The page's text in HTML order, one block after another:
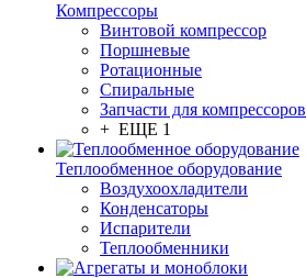
Компрессоры
Винтовой компрессор
Поршневые
Ротационные
Спиральные
Запчасти для компрессоров
+ ЕЩЕ 1
Теплообменное оборудование
Воздухоохладители
Конденсаторы
Испарители
Теплообменники